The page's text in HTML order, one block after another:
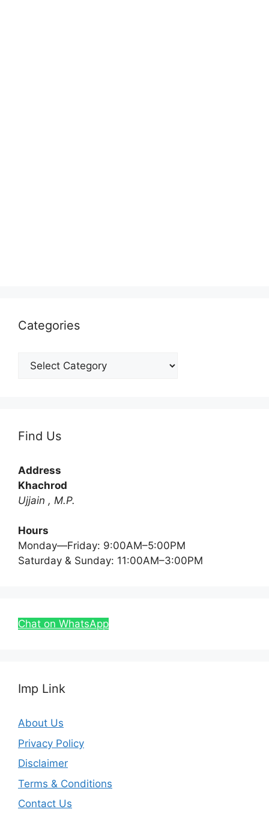
Categories
Find Us
Address
Khachrod
Ujjain , M.P.
Hours
Monday—Friday: 9:00AM–5:00PM
Saturday & Sunday: 11:00AM–3:00PM
Chat on WhatsApp
Imp Link
About Us
Privacy Policy
Disclaimer
Terms & Conditions
Contact Us